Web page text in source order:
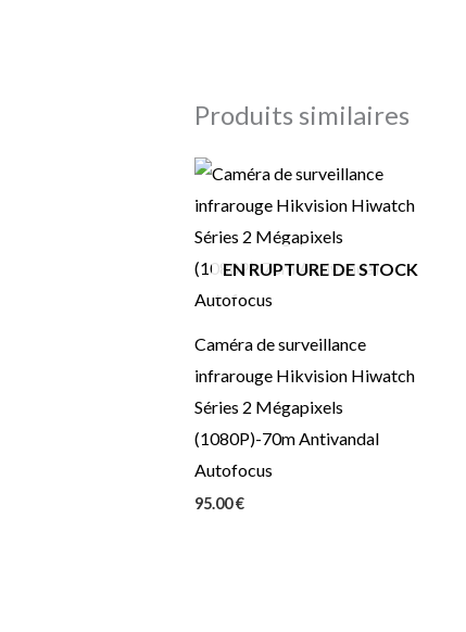
Produits similaires
EN RUPTURE DE STOCK
Caméra de surveillance
infrarouge Hikvision Hiwatch
Séries 2 Mégapixels
(1080P)-70m Antivandal
Autofocus
95.00€